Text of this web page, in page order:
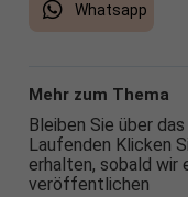
Whatsapp
Mehr zum Thema
Bleiben Sie über
Laufenden Klicken
erhalten, sobald wir
veröffentlichen